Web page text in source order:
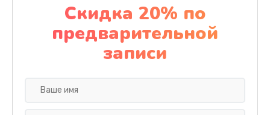
Замена дисплея (экрана)
2000 руб.
Заказать
Ремонт платы электроники
Скидка 20% по
предварительной
записи